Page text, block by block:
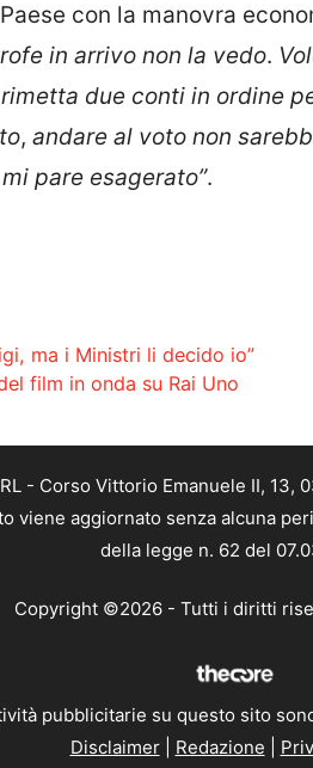
con la manovra
in arrivo non la vedo.
due conti in ordine
, andare al voto non
pare esagerato”.
ma i Ministri li decido io”
film in onda su Rai Uno
- Corso Vittorio Emanuele II, 13,
viene aggiornato senza alcuna
della legge n. 62 del
Copyright ©2026 - Tutti i diritti
pubblicitarie su questo sito
Disclaimer| Redazione